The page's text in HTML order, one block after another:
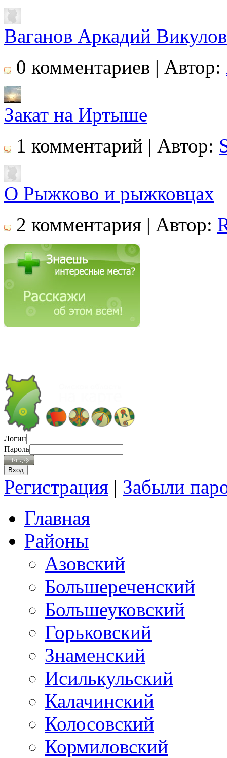
Ваганов Аркадий
0 комментариев | Автор:
Закат на Иртыше
1 комментарий | Автор:
О Рыжково и рыжковцах
2 комментария | Автор:
Логин
Пароль
Регистрация | Забыли
Главная
Районы
Азовский
Большереченский
Большеуковский
Горьковский
Знаменский
Исилькульский
Калачинский
Колосовский
Кормиловский